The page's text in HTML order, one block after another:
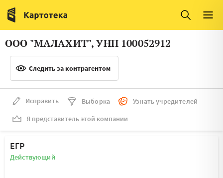
Италия
Люксембург
Литва
Нидерланды
ООО "МАЛАХИТ", УНП 100052912
Следить за контрагентом
Исправить Выборка
Узнать учредителей
Я представитель этой компании
ЕГР
Действующий